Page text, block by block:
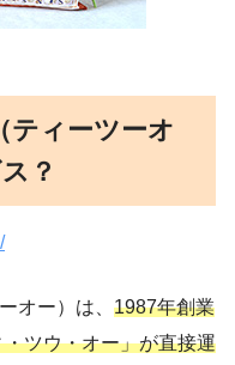
ティーツーオ
？
オー）は、 1987年創業
ツウ・オー」が直接運